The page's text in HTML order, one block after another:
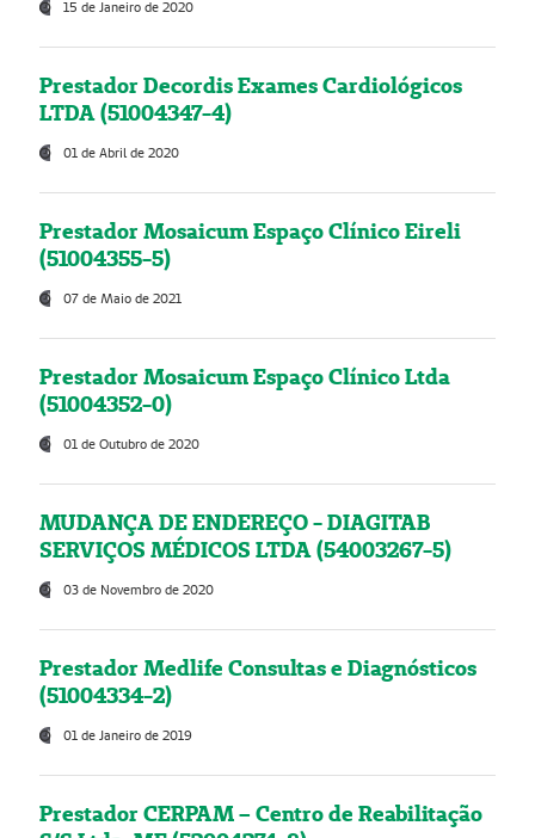
15 de Janeiro de 2020
Prestador Decordis Exames Cardiológicos
LTDA (51004347-4)
01 de Abril de 2020
Prestador Mosaicum Espaço Clínico Eireli
(51004355-5)
07 de Maio de 2021
Prestador Mosaicum Espaço Clínico Ltda
(51004352-0)
01 de Outubro de 2020
MUDANÇA DE ENDEREÇO - DIAGITAB
SERVIÇOS MÉDICOS LTDA (54003267-5)
03 de Novembro de 2020
Prestador Medlife Consultas e Diagnósticos
(51004334-2)
01 de Janeiro de 2019
Prestador CERPAM – Centro de Reabilitação